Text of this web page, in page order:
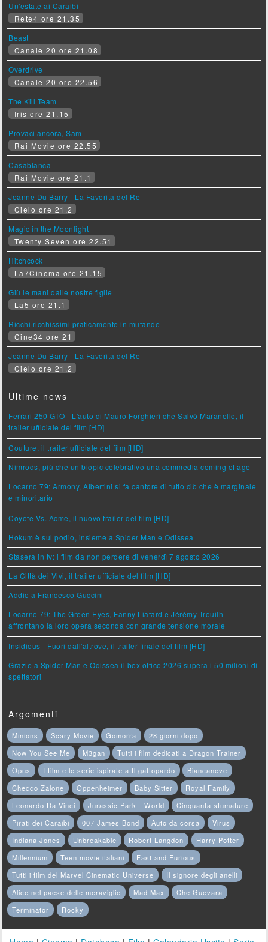
Un'estate ai Caraibi
Rete4 ore 21.35
Beast
Canale 20 ore 21.08
Overdrive
Canale 20 ore 22.56
The Kill Team
Iris ore 21.15
Provaci ancora, Sam
Rai Movie ore 22.55
Casablanca
Rai Movie ore 21.1
Jeanne Du Barry - La Favorita del Re
Cielo ore 21.2
Magic in the Moonlight
Twenty Seven ore 22.51
Hitchcock
La7Cinema ore 21.15
Giù le mani dalle nostre figlie
La5 ore 21.1
Ricchi ricchissimi praticamente in mutande
Cine34 ore 21
Jeanne Du Barry - La Favorita del Re
Cielo ore 21.2
Ultime news
Ferrari 250 GTO - L'auto di Mauro Forghieri che Salvò Maranello, il
trailer ufficiale del film [HD]
Couture, il trailer ufficiale del film [HD]
Nimrods, più che un biopic celebrativo una commedia coming of age
Locarno 79: Armony, Albertini si fa cantore di tutto ciò che è marginale
e minoritario
Coyote Vs. Acme, il nuovo trailer del film [HD]
Hokum è sul podio, insieme a Spider Man e Odissea
Stasera in tv: i film da non perdere di venerdì 7 agosto 2026
La Città dei Vivi, il trailer ufficiale del film [HD]
Addio a Francesco Guccini
Locarno 79: The Green Eyes, Fanny Liatard e Jérémy Trouilh
affrontano la loro opera seconda con grande tensione morale
Insidious - Fuori dall'altrove, il trailer finale del film [HD]
Grazie a Spider-Man e Odissea il box office 2026 supera i 50 milioni di
spettatori
Argomenti
Minions Scary Movie Gomorra
28 giorni dopo
Now You See Me
M3gan
Tutti i film dedicati a Dragon Trainer
Opus
I film e le serie ispirate a Il gattopardo
Biancaneve
Checco Zalone
Oppenheimer Baby Sitter
Royal Family
Leonardo Da Vinci
Jurassic Park - World
Cinquanta sfumature
Pirati dei Caraibi
007 James Bond Auto da corsa
Virus
Indiana Jones
Unbreakable Robert Langdon
Harry Potter
Millennium
Teen movie italiani
Fast and Furious
Tutti i film del Marvel Cinematic Universe
Il signore degli anelli
Alice nel paese delle meraviglie
Mad Max
Che Guevara
Terminator
Rocky